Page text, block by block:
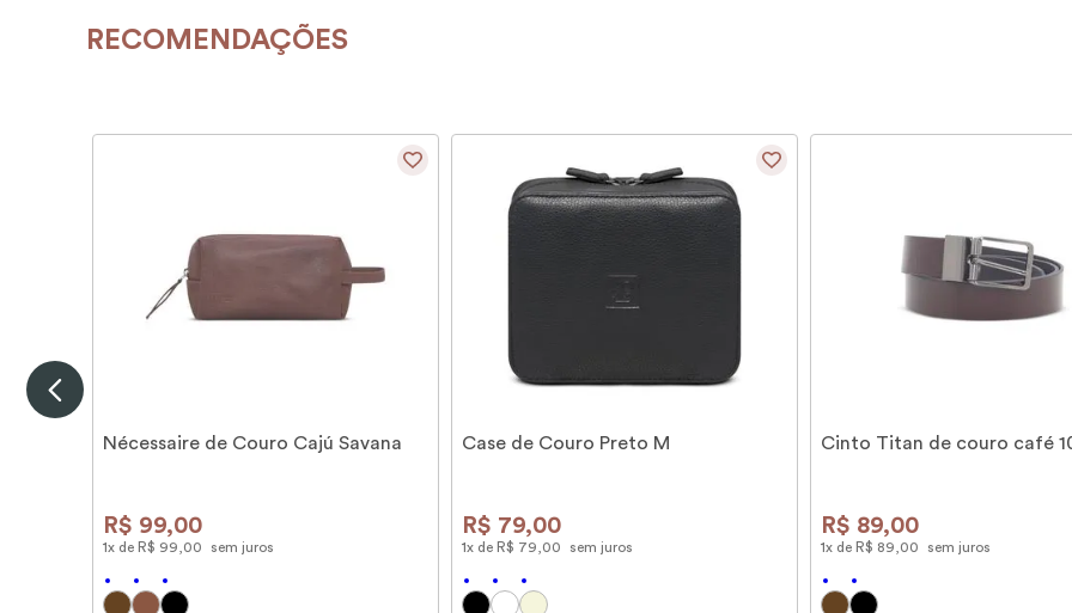
RECOMENDAÇÕES
Nécessaire de Couro Cajú Savana
R$ 99,00
1x de R$ 99 00 sem juros
Case de Couro Preto M
R$ 79,00
1x de R$ 79 00 sem juros
Cinto Titan de couro café
R$ 89,00
1x de R$ 89 00 sem juros